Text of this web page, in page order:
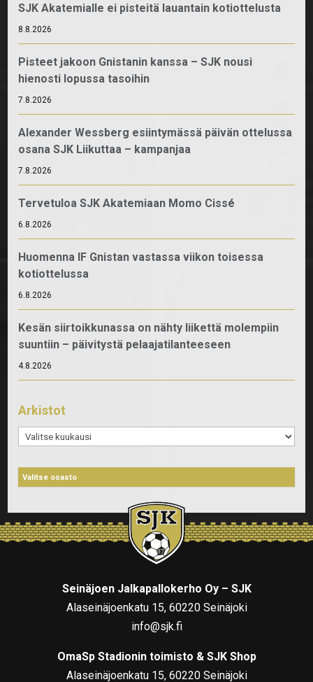
SJK Akatemialle ei pisteitä lauantain kotiottelusta
8.8.2026
Pisteet jakoon Gnistanin kanssa – SJK nousi
hienosti lopussa tasoihin
7.8.2026
Alexander Wessberg esiintymässä päivän ottelussa
osana SJK Liikuttaa – kampanjaa
7.8.2026
Tervetuloa SJK Akatemiaan Momo Cissé
6.8.2026
Huomenna IF Gnistan vastassa viikon toisessa
kotiottelussa
6.8.2026
Kesän siirtoikkunassa on nähty liikettä molempiin
suuntiin – päivitystä pelaajatilanteeseen
4.8.2026
Arkistot
Arkistot
Seinäjoen Jalkapallokerho Oy – SJK
Alaseinäjoenkatu 15, 60220 Seinäjoki
info@sjk.fi
OmaSp Stadionin toimisto & SJK Shop
Alaseinäjoenkatu 15, 60220 Seinäjoki